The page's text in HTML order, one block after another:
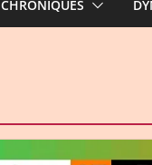
CHRONIQUES